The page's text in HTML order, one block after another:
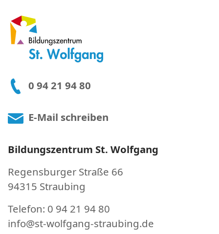
0 94 21 94 80
E-Mail schreiben
Bildungszentrum St. Wolfgang
Regensburger Straße 66
94315 Straubing
Telefon: 0 94 21 94 80
info@st-wolfgang-straubing.de